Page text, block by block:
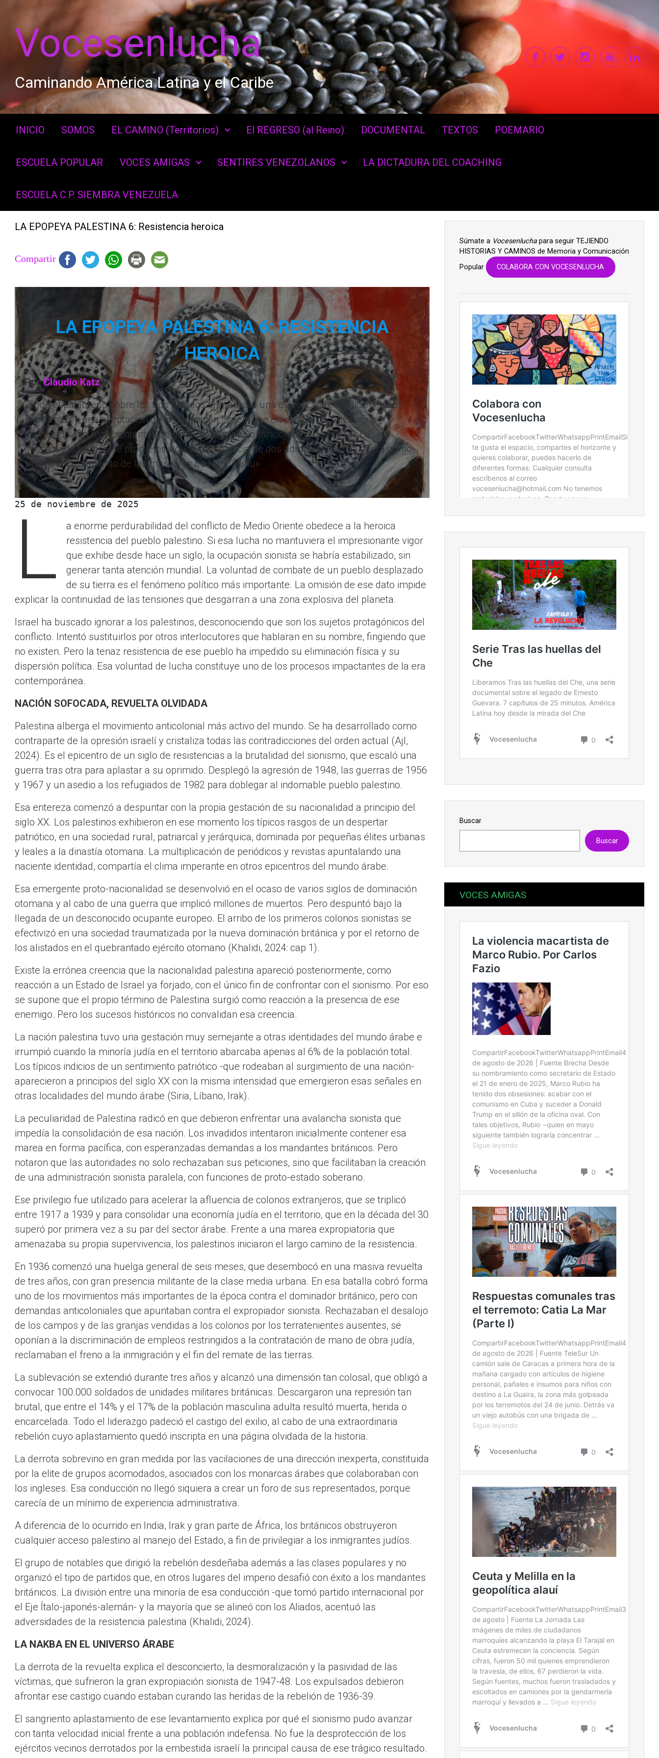
Vocesenlucha
Caminando América Latina y el Caribe
INICIO SOMOS EL CAMINO (Territorios) El REGRESO (al Reino) DOCUMENTAL TEXTOS POEMARIO
ESCUELA POPULAR VOCES AMIGAS SENTIRES VENEZOLANOS LA DICTADURA DEL COACHING
ESCUELA C.P. SIEMBRA VENEZUELA
LA EPOPEYA PALESTINA 6: Resistencia heroica
Compartir
LA EPOPEYA PALESTINA 6: RESISTENCIA
HEROICA
PorClaudio Katz
«Todo el palabrerío sobre los Dos Estados enmascara una exigencia de rendición de los
resistentes y una aceptación de la ocupación israelí, que en el caso de Gaza sería
disfrazada con representantes de gobiernos árabes o funcionarios de la ANP. La
desgastada trampa de prometer alguna convivencia de dos administraciones opera como
simple encubrimiento de las masacres de Netanyahu»
25 de noviembre de 2025
L
a enorme perdurabilidad del conflicto de Medio Oriente obedece a la heroica
resistencia del pueblo palestino. Si esa lucha no mantuviera el impresionante vigor
que exhibe desde hace un siglo, la ocupación sionista se habría estabilizado, sin
generar tanta atención mundial. La voluntad de combate de un pueblo desplazado
de su tierra es el fenómeno político más importante. La omisión de ese dato impide
explicar la continuidad de las tensiones que desgarran a una zona explosiva del planeta.
Israel ha buscado ignorar a los palestinos, desconociendo que son los sujetos protagónicos del
conflicto. Intentó sustituirlos por otros interlocutores que hablaran en su nombre, fingiendo que
no existen. Pero la tenaz resistencia de ese pueblo ha impedido su eliminación física y su
dispersión política. Esa voluntad de lucha constituye uno de los procesos impactantes de la era
contemporánea.
NACIÓN SOFOCADA, REVUELTA OLVIDADA
Palestina alberga el movimiento anticolonial más activo del mundo. Se ha desarrollado como
contraparte de la opresión israelí y cristaliza todas las contradicciones del orden actual (Ajl,
2024). Es el epicentro de un siglo de resistencias a la brutalidad del sionismo, que escaló una
guerra tras otra para aplastar a su oprimido. Desplegó la agresión de 1948, las guerras de 1956
y 1967 y un asedio a los refugiados de 1982 para doblegar al indomable pueblo palestino.
Esa entereza comenzó a despuntar con la propia gestación de su nacionalidad a principio del
siglo XX. Los palestinos exhibieron en ese momento los típicos rasgos de un despertar
patriótico, en una sociedad rural, patriarcal y jerárquica, dominada por pequeñas élites urbanas
y leales a la dinastía otomana. La multiplicación de periódicos y revistas apuntalando una
naciente identidad, compartía el clima imperante en otros epicentros del mundo árabe.
Esa emergente proto-nacionalidad se desenvolvió en el ocaso de varios siglos de dominación
otomana y al cabo de una guerra que implicó millones de muertos. Pero despuntó bajo la
llegada de un desconocido ocupante europeo. El arribo de los primeros colonos sionistas se
efectivizó en una sociedad traumatizada por la nueva dominación británica y por el retorno de
los alistados en el quebrantado ejército otomano (Khalidi, 2024: cap 1).
Existe la errónea creencia que la nacionalidad palestina apareció posteriormente, como
reacción a un Estado de Israel ya forjado, con el único fin de confrontar con el sionismo. Por eso
se supone que el propio término de Palestina surgió como reacción a la presencia de ese
enemigo. Pero los sucesos históricos no convalidan esa creencia.
La nación palestina tuvo una gestación muy semejante a otras identidades del mundo árabe e
irrumpió cuando la minoría judía en el territorio abarcaba apenas al 6% de la población total.
Los típicos indicios de un sentimiento patriótico -que rodeaban al surgimiento de una nación-
aparecieron a principios del siglo XX con la misma intensidad que emergieron esas señales en
otras localidades del mundo árabe (Siria, Líbano, Irak).
La peculiaridad de Palestina radicó en que debieron enfrentar una avalancha sionista que
impedía la consolidación de esa nación. Los invadidos intentaron inicialmente contener esa
marea en forma pacífica, con esperanzadas demandas a los mandantes británicos. Pero
notaron que las autoridades no solo rechazaban sus peticiones, sino que facilitaban la creación
de una administración sionista paralela, con funciones de proto-estado soberano.
Ese privilegio fue utilizado para acelerar la afluencia de colonos extranjeros, que se triplicó
entre 1917 a 1939 y para consolidar una economía judía en el territorio, que en la década del 30
superó por primera vez a su par del sector árabe. Frente a una marea expropiatoria que
amenazaba su propia supervivencia, los palestinos iniciaron el largo camino de la resistencia.
En 1936 comenzó una huelga general de seis meses, que desembocó en una masiva revuelta
de tres años, con gran presencia militante de la clase media urbana. En esa batalla cobró forma
uno de los movimientos más importantes de la época contra el dominador británico, pero con
demandas anticoloniales que apuntaban contra el expropiador sionista. Rechazaban el desalojo
de los campos y de las granjas vendidas a los colonos por los terratenientes ausentes, se
oponían a la discriminación de empleos restringidos a la contratación de mano de obra judía,
reclamaban el freno a la inmigración y el fin del remate de las tierras.
La sublevación se extendió durante tres años y alcanzó una dimensión tan colosal, que obligó a
convocar 100.000 soldados de unidades militares británicas. Descargaron una represión tan
brutal, que entre el 14% y el 17% de la población masculina adulta resultó muerta, herida o
encarcelada. Todo el liderazgo padeció el castigo del exilio, al cabo de una extraordinaria
rebelión cuyo aplastamiento quedó inscripta en una página olvidada de la historia.
La derrota sobrevino en gran medida por las vacilaciones de una dirección inexperta, constituida
por la elite de grupos acomodados, asociados con los monarcas árabes que colaboraban con
los ingleses. Esa conducción no llegó siquiera a crear un foro de sus representados, porque
carecía de un mínimo de experiencia administrativa.
A diferencia de lo ocurrido en India, Irak y gran parte de África, los británicos obstruyeron
cualquier acceso palestino al manejo del Estado, a fin de privilegiar a los inmigrantes judíos.
El grupo de notables que dirigió la rebelión desdeñaba además a las clases populares y no
organizó el tipo de partidos que, en otros lugares del imperio desafió con éxito a los mandantes
británicos. La división entre una minoría de esa conducción -que tomó partido internacional por
el Eje Ítalo-japonés-alemán- y la mayoría que se alineó con los Aliados, acentuó las
adversidades de la resistencia palestina (Khalidi, 2024).
LA NAKBA EN EL UNIVERSO ÁRABE
La derrota de la revuelta explica el desconcierto, la desmoralización y la pasividad de las
víctimas, que sufrieron la gran expropiación sionista de 1947-48. Los expulsados debieron
afrontar ese castigo cuando estaban curando las heridas de la rebelión de 1936-39.
El sangriento aplastamiento de ese levantamiento explica por qué el sionismo pudo avanzar
con tanta velocidad inicial frente a una población indefensa. No fue la desprotección de los
ejércitos vecinos derrotados por la embestida israelí la principal causa de ese trágico resultado.
Súmate a Vocesenluchapara seguir TEJIENDO
HISTORIAS Y CAMINOS de Memoria y Comunicación
Popular
COLABORA CON VOCESENLUCHA
Buscar
Buscar
VOCES AMIGAS